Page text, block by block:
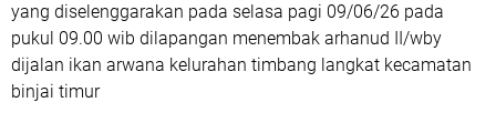
yang diselenggarakan pada selasa pagi 09/06/26 pada
pukul 09.00 wib dilapangan menembak arhanud II/wby
dijalan ikan arwana kelurahan timbang langkat kecamatan
binjai timur